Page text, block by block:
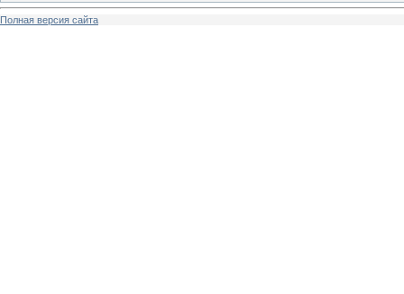
Полная версия сайта